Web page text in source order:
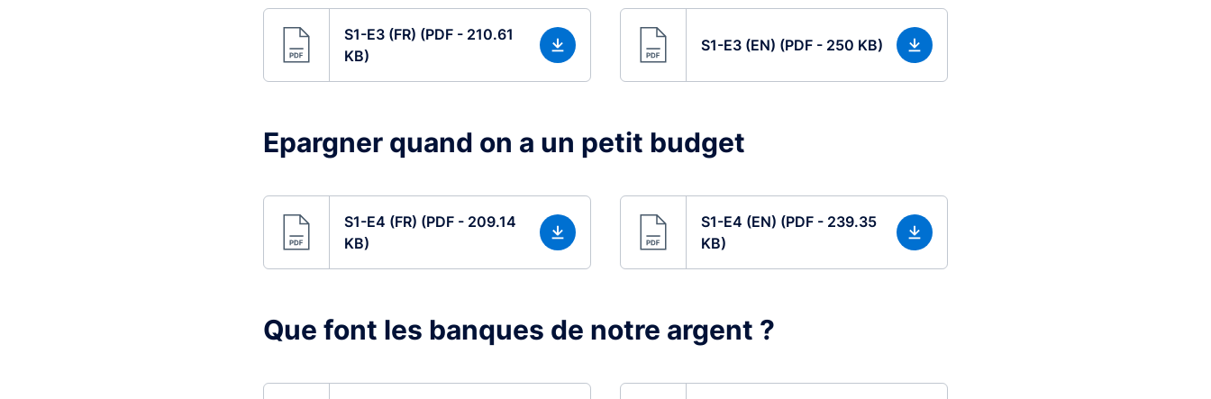
S1-E3 (FR) (PDF - 210.61
KB)
S1-E3 (EN) (PDF - 250 KB)
Epargner quand on a un petit budget
S1-E4 (FR) (PDF - 209.14
KB)
S1-E4 (EN) (PDF - 239.35
KB)
Que font les banques de notre argent ?